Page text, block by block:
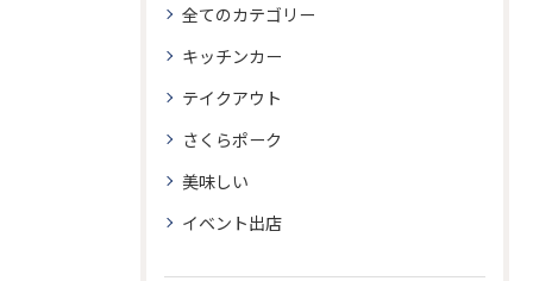
全てのカテゴリー
キッチンカー
テイクアウト
さくらポーク
美味しい
イベント出店